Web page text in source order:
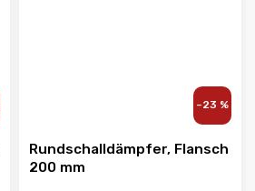
–23 %
Rundschalldämpfer, Flansch
200 mm